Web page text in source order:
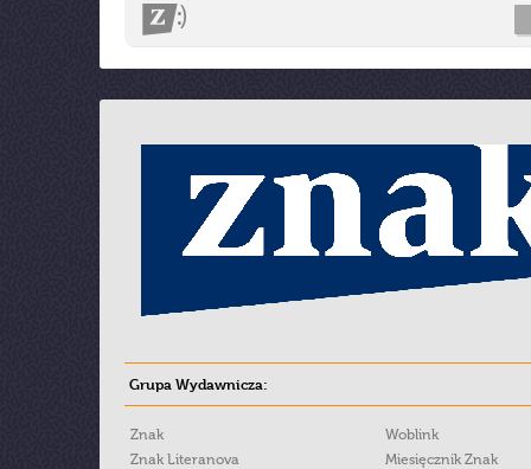
Grupa Wydawnicza:
Znak
Znak Literanova
Woblink
Miesięcznik Znak